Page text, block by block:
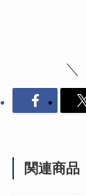
関連商品